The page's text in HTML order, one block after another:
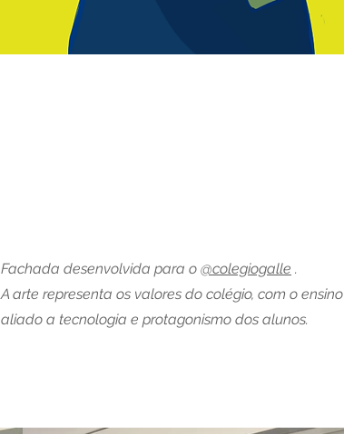
Fachada desenvolvida para o @colegiogalle .
A arte representa os valores do colégio, com o ensino
aliado a tecnologia e protagonismo dos alunos.